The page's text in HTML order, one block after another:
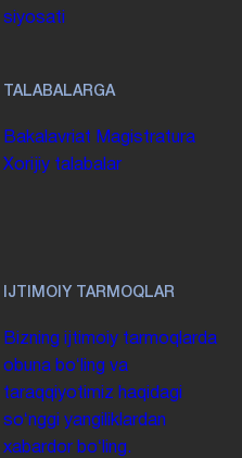
siyosati
TALABALARGA
Bakalavriat Magistratura
Xorijiy talabalar
IJTIMOIY TARMOQLAR
Bizning ijtimoiy tarmoqlarda
obuna boʻling va
taraqqiyotimiz haqidagi
soʻnggi yangiliklardan
xabardor boʻling.